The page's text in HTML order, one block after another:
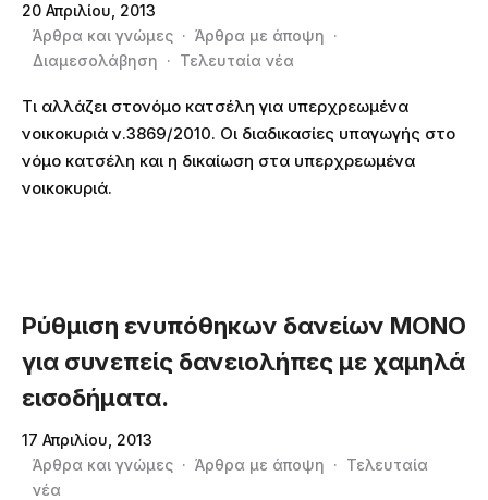
20 Απριλίου, 2013
Άρθρα και γνώμες · Άρθρα με άποψη ·
Διαμεσολάβηση · Τελευταία νέα
Τι αλλάζει στονόμο κατσέλη για υπερχρεωμένα
νοικοκυριά ν.3869/2010. Οι διαδικασίες υπαγωγής στο
νόμο κατσέλη και η δικαίωση στα υπερχρεωμένα
νοικοκυριά.
Ρύθμιση ενυπόθηκων δανείων ΜΟΝΟ
για συνεπείς δανειολήπες με χαμηλά
εισοδήματα.
17 Απριλίου, 2013
Άρθρα και γνώμες · Άρθρα με άποψη · Τελευταία
νέα